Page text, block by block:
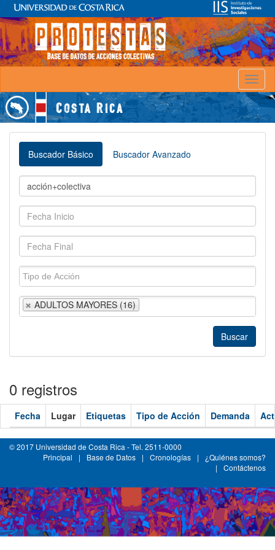
Buscador Básico Buscador Avanzado
ADULTOS MAYORES (16)
0 registros
Fecha Lugar Etiquetas Tipo de Acción Demanda
© 2017 Universidad de Costa Rica - Tel. 2511-0000
Principal
| Base de Datos | Cronologías |
¿Quiénes somos?
|
Contáctenos